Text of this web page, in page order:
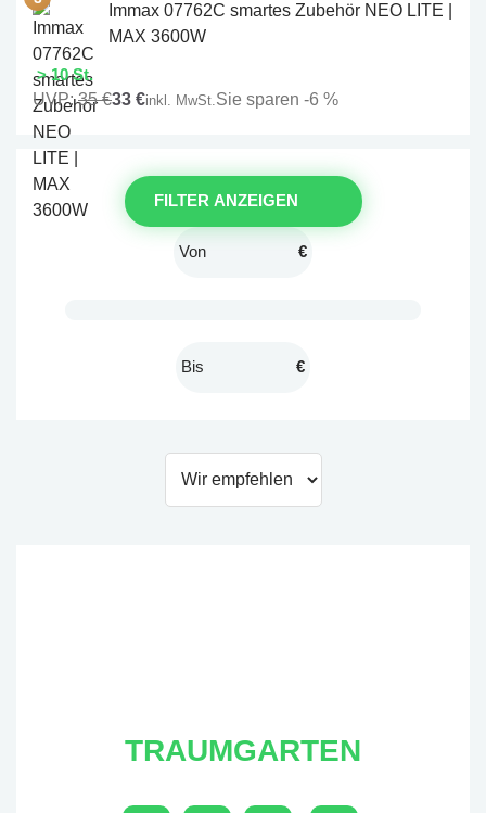
Immax 07762C smartes Zubehör NEO LITE |
MAX 3600W
> 10 St.
UVP:35 €33 €inkl. MwSt.Sie sparen -6 %
FILTER ANZEIGEN
€
€
TRAUMGARTEN